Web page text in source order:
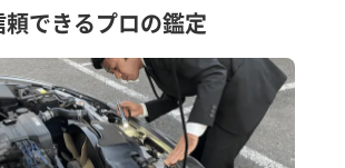
頼できるプロの鑑定